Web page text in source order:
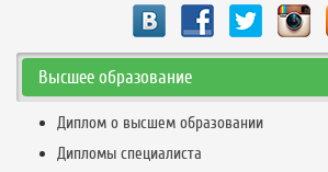
Высшее образование
Диплом о высшем образовании
Дипломы специалиста